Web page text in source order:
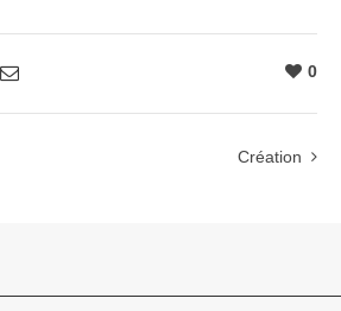
0
Création